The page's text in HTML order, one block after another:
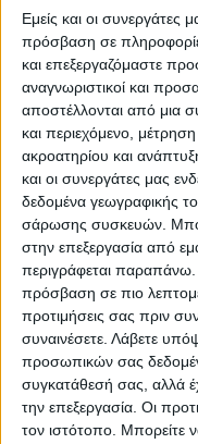
Εμείς και οι συνεργάτες
πρόσβαση σε
και επεξεργαζόμαστε
αναγνωριστικοί και
αποστέλλονται από μια
και περιεχόμενο,
ακροατηρίου και
και οι συνεργάτες μας
δεδομένα γεωγραφικής
σάρωσης συσκευών.
στην επεξεργασία από
περιγράφεται παραπάνω.
πρόσβαση σε πιο
προτιμήσεις σας πριν
συναινέσετε. Λάβετε
προσωπικών σας
συγκατάθεσή σας, αλλά
την επεξεργασία. Οι
τον ιστότοπο. Μπορείτε
Η
μικρά αλλά
βήματα, πάντα
πλέον ανήκει
πάντα σαν βάση
την τοπική
Αυτά τα τριάντα
Συνεταιριστική
γιορτάσει με
αύριο